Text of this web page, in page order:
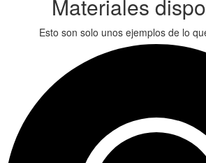
Materiales
Esto son solo unos ejemplos de lo